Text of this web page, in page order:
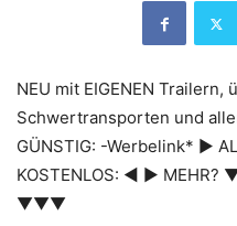
NEU mit EIGENEN
Schwertransporten und
GÜNSTIG: -Werbelink* ►
KOSTENLOS: ◄ ►
▼▼▼